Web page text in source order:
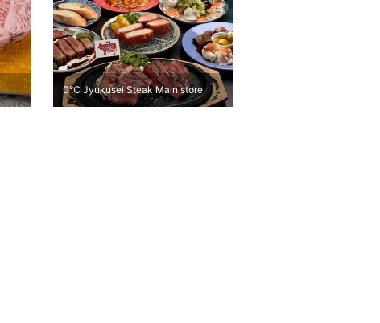
0℃ Jyukusei Steak Main store